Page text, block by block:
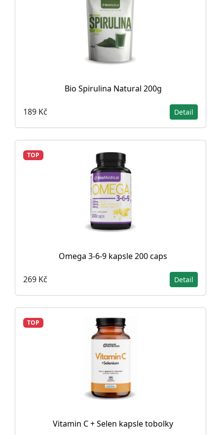
Bio Spirulina Natural 200g
189 Kč Detail
TOP
Omega 3-6-9 kapsle 200 caps
269 Kč Detail
TOP
Vitamin C + Selen kapsle tobolky